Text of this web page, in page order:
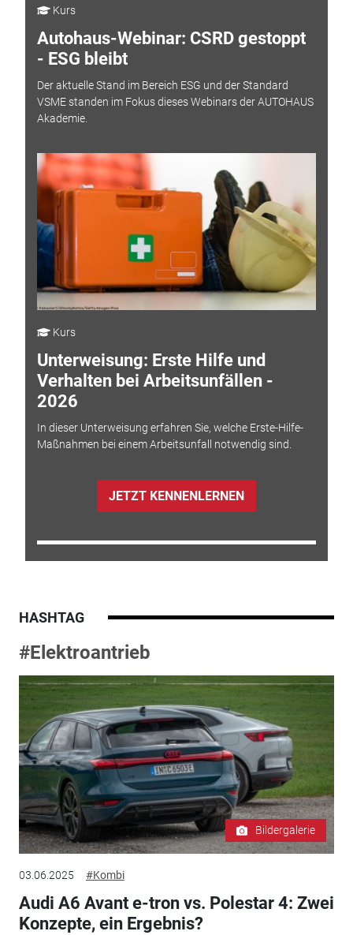
Kurs
Autohaus-Webinar: CSRD gestoppt
- ESG bleibt
Der aktuelle Stand im Bereich ESG und der Standard
VSME standen im Fokus dieses Webinars der AUTOHAUS
Akademie.
Kurs
Unterweisung: Erste Hilfe und
Verhalten bei Arbeitsunfällen -
2026
In dieser Unterweisung erfahren Sie, welche Erste-Hilfe-
Maßnahmen bei einem Arbeitsunfall notwendig sind.
JETZT KENNENLERNEN
HASHTAG
#Elektroantrieb
Bildergalerie
03.06.2025 #Kombi
Audi A6 Avant e-tron vs. Polestar 4: Zwei
Konzepte, ein Ergebnis?